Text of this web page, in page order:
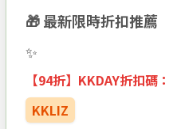
🎁 最新限時折扣推薦
【94折】KKDAY折扣碼：
KKLIZ